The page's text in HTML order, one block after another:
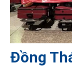
Đồng